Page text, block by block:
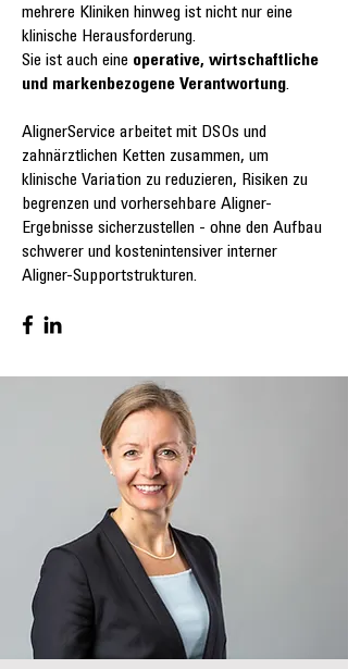
mehrere Kliniken hinweg ist nicht nur eine
klinische Herausforderung.
Sie ist auch eine operative, wirtschaftliche
und markenbezogene Verantwortung.
AlignerService arbeitet mit DSOs und
zahnärztlichen Ketten zusammen, um
klinische Variation zu reduzieren, Risiken zu
begrenzen und vorhersehbare Aligner-
Ergebnisse sicherzustellen - ohne den Aufbau
schwerer und kostenintensiver interner
Aligner-Supportstrukturen.